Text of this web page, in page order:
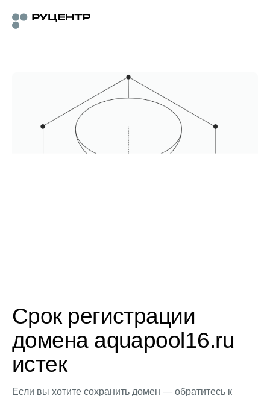
Срок регистрации
домена aquapool16.ru
истек
Если вы хотите сохранить домен — обратитесь к